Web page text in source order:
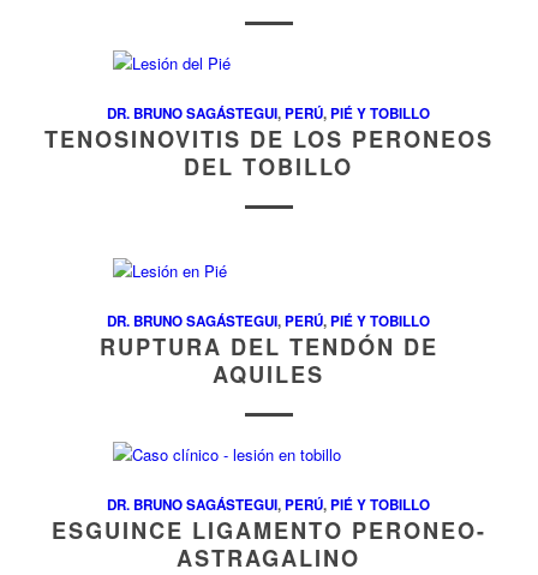
DR. BRUNO SAGÁSTEGUI,PERÚ,PIÉ Y TOBILLO
TENOSINOVITIS DE LOS PERONEOS
DEL TOBILLO
DR. BRUNO SAGÁSTEGUI,PERÚ,PIÉ Y TOBILLO
RUPTURA DEL TENDÓN DE
AQUILES
DR. BRUNO SAGÁSTEGUI,PERÚ,PIÉ Y TOBILLO
ESGUINCE LIGAMENTO PERONEO-
ASTRAGALINO